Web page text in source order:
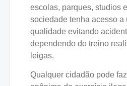
escolas, parques, studios
sociedade tenha acesso a
qualidade evitando
dependendo do treino
leigas.
Qualquer cidadão pode